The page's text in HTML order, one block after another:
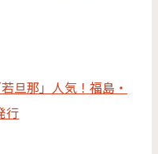
旦那」人気！福島・
行